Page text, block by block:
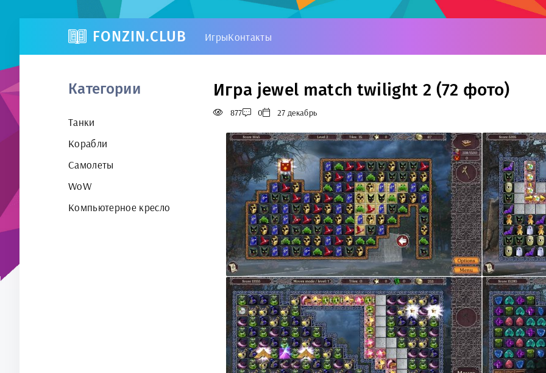
FONZIN.CLUB ИгрыКонтакты
Категории
Танки
Корабли
Самолеты
WoW
Компьютерное кресло
Игра jewel match twilight 2 (72 фото)
877 0 27 декабрь